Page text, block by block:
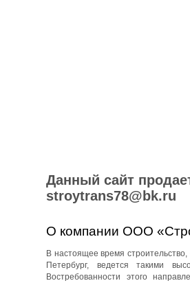
Данный сайт
stroytrans78@bk.ru
О компании ООО
В настоящее время
Петербург, ведется такими
Востребованности этого